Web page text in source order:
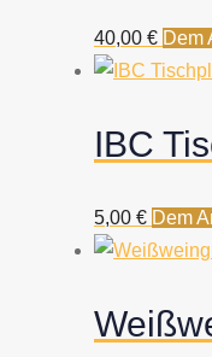
40,00 € Dem
IBC
5,00 € Dem